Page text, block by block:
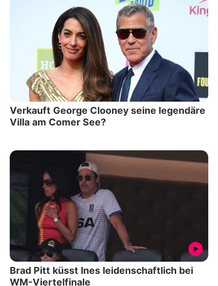
Verkauft George Clooney seine legendäre
Villa am Comer See?
Brad Pitt küsst Ines leidenschaftlich bei
WM-Viertelfinale